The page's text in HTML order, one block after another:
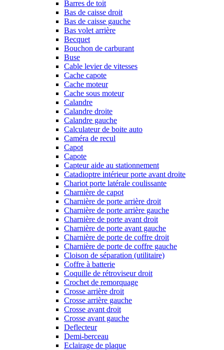
Barres de toit
Bas de caisse droit
Bas de caisse gauche
Bas volet arrière
Becquet
Bouchon de carburant
Buse
Cable levier de vitesses
Cache capote
Cache moteur
Cache sous moteur
Calandre
Calandre droite
Calandre gauche
Calculateur de boite auto
Caméra de recul
Capot
Capote
Capteur aide au stationnement
Catadioptre intérieur porte avant droite
Chariot porte latérale coulissante
Charnière de capot
Charnière de porte arrière droit
Charnière de porte arrière gauche
Charnière de porte avant droit
Charnière de porte avant gauche
Charnière de porte de coffre droit
Charnière de porte de coffre gauche
Cloison de séparation (utilitaire)
Coffre à batterie
Coquille de rétroviseur droit
Crochet de remorquage
Crosse arrière droit
Crosse arrière gauche
Crosse avant droit
Crosse avant gauche
Deflecteur
Demi-berceau
Eclairage de plaque